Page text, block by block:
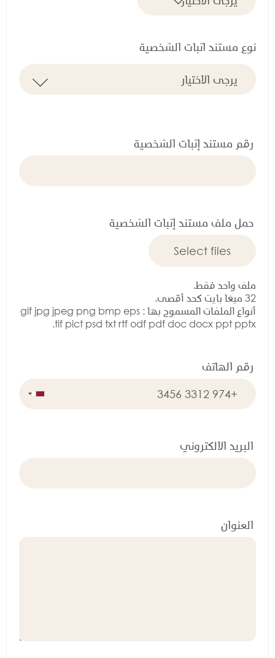
نوع مستند اثبات الشخصية
ن
ت
ن
ا
ا
ت
ل
ش
خ
ص
ي
رقم مستند إثبات الشخصية
حمل ملف مستند إثبات الشخصية
ملف واحد فقط.
32 ميغا بايت كحد أقصى.
أنواع الملفات المسموح بها : gif jpg jpeg png bmp eps
tif pict psd txt rtf odf pdf doc docx ppt pptx.
رقم الهاتف
البريد الالكتروني
العنوان